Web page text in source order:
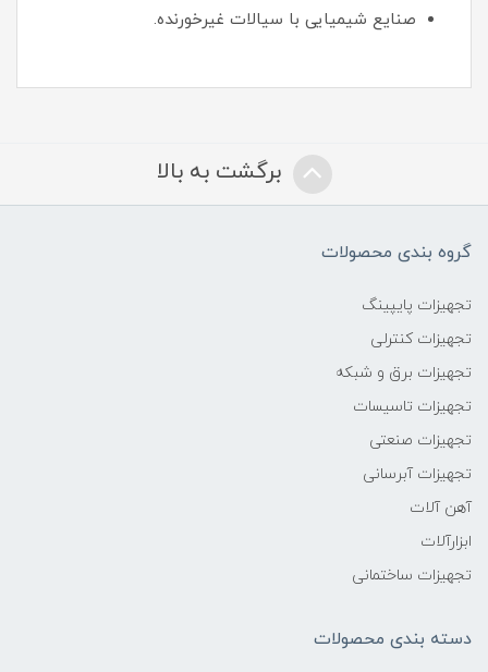
صنایع شیمیایی با سیالات غیرخورنده.
برگشت به بالا
گروه بندی محصولات
تجهیزات پایپینگ
تجهیزات کنترلی
تجهیزات برق و شبکه
تجهیزات تاسیسات
تجهیزات صنعتی
تجهیزات آبرسانی
آهن آلات
ابزارآلات
تجهیزات ساختمانی
دسته بندی محصولات